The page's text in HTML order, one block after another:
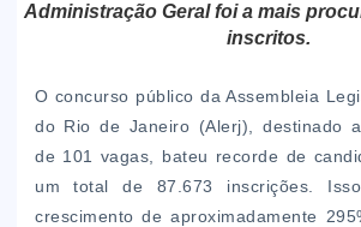
Administração Geral foi a mais
inscritos.
O concurso público da Assembleia
do Rio de Janeiro (Alerj), destinado
de 101 vagas, bateu recorde de
um total de 87.673 inscrições.
crescimento de aproximadamente